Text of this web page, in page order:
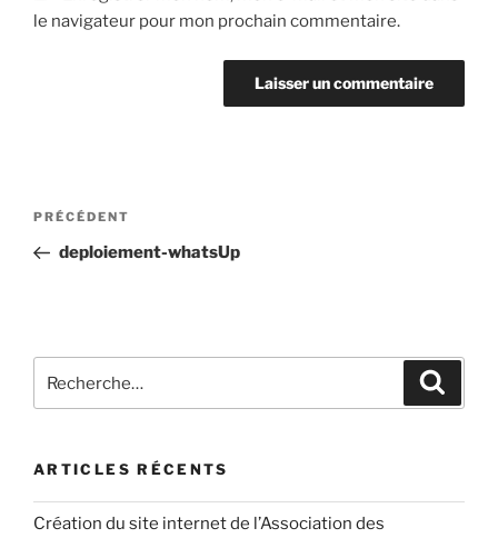
le navigateur pour mon prochain commentaire.
PRÉCÉDENT
deploiement-whatsUp
ARTICLES RÉCENTS
Création du site internet de l’Association des